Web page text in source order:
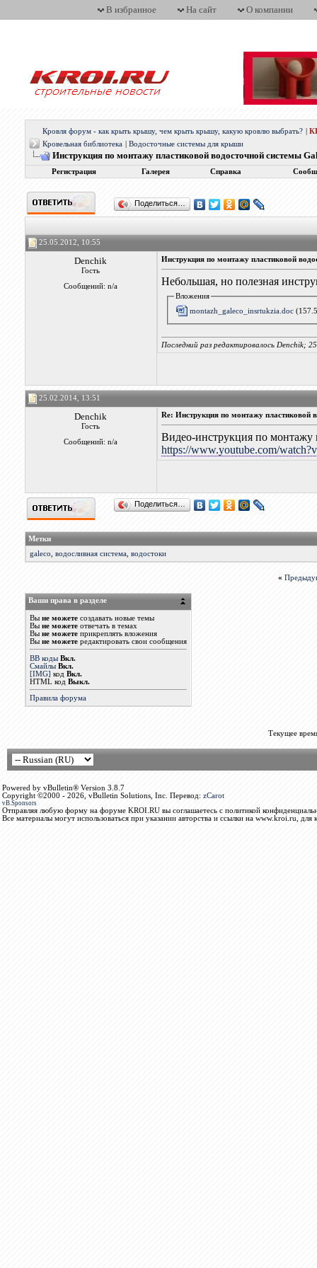
В избранное На сайт О компании
Кровля форум - как крыть крышу, чем крыть крышу, какую кровлю выбрать?
Кровельная библиотека
Водосточные системы для крыши
Инструкция по монтажу пластиковой водосточной системы
Регистрация Галерея Справка
Поделиться…
25.05.2012, 10:55
Denchik
Гость
Сообщений: n/a
Инструкция по монтажу пластиковой
Небольшая, но полезная
Вложения
montazh_galeco_insrtukzia.doc
Последний раз редактировалось Denchik;
25.02.2014, 13:51
Denchik
Гость
Сообщений: n/a
Re: Инструкция по монтажу пластиковой
Видео-инструкция по монтажу
https://www.youtube.com/
Поделиться…
Метки
galeco
водосливная система, водостоки
«
Ваши права в разделе
Вы не можетесоздавать новые темы
Вы не можетеотвечать в темах
Вы не можетеприкреплять вложения
Вы не можетередактировать свои сообщения
BB коды Вкл.
Смайлы Вкл.
[IMG] код Вкл.
HTML код Выкл.
Правила форума
Текущее
Powered by vBulletin® Version 3.8.7
Copyright ©2000 - 2026, vBulletin Solutions, Inc. Перевод: zCarot
vB.Sponsors
Отправляя любую форму на форуме KROI.RU вы соглашаетесь с политикой
Все материалы могут использоваться при указании авторства и ссылки на www.kroi.ru, для